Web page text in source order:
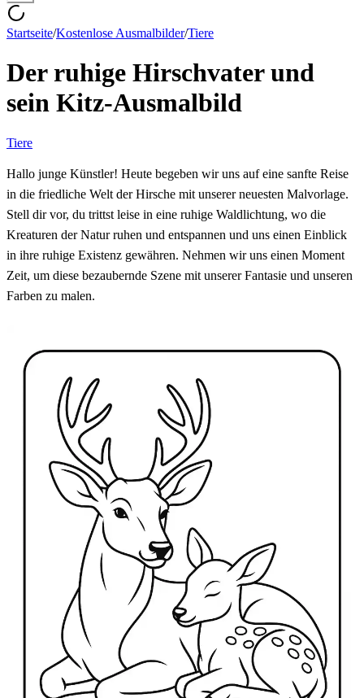
Startseite/Kostenlose Ausmalbilder/Tiere
Der ruhige Hirschvater und
sein Kitz-Ausmalbild
Tiere
Hallo junge Künstler! Heute begeben wir uns auf eine sanfte Reise
in die friedliche Welt der Hirsche mit unserer neuesten Malvorlage.
Stell dir vor, du trittst leise in eine ruhige Waldlichtung, wo die
Kreaturen der Natur ruhen und entspannen und uns einen Einblick
in ihre ruhige Existenz gewähren. Nehmen wir uns einen Moment
Zeit, um diese bezaubernde Szene mit unserer Fantasie und unseren
Farben zu malen.